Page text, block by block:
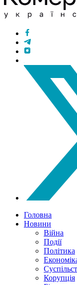
Головна
Новини
Війна
Події
Політика
Корупція